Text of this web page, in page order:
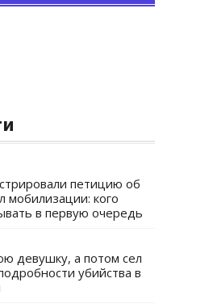
петицию об
мобилизации: кого
в первую очередь
девушку, а потом сел
убийства в